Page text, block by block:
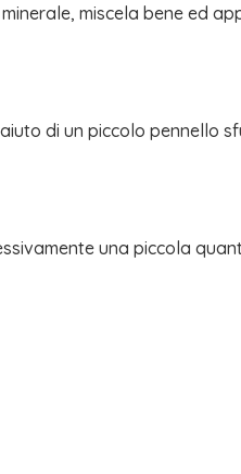
miscela bene ed
di un piccolo pennello
una piccola